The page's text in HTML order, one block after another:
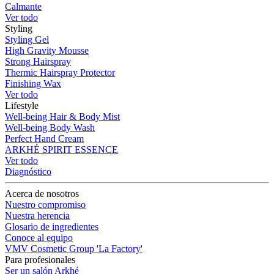
Calmante
Ver todo
Styling
Styling Gel
High Gravity Mousse
Strong Hairspray
Thermic Hairspray Protector
Finishing Wax
Ver todo
Lifestyle
Well-being Hair & Body Mist
Well-being Body Wash
Perfect Hand Cream
ARKHÉ SPIRIT ESSENCE
Ver todo
Diagnóstico
Acerca de nosotros
Nuestro compromiso
Nuestra herencia
Glosario de ingredientes
Conoce al equipo
VMV Cosmetic Group 'La Factory'
Para profesionales
Ser un salón Arkhé